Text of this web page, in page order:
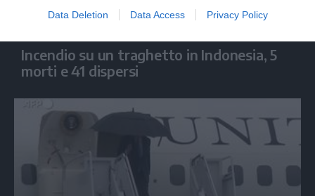
Data Deletion Data Access Privacy Policy
Incendio su un traghetto in Indonesia, 5
morti e 41 dispersi